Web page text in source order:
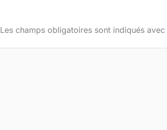
Les champs obligatoires sont indiqués avec